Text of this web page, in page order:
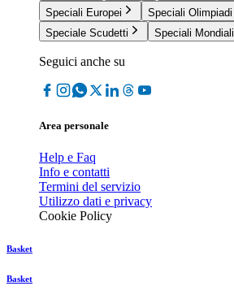
Speciali Europei
Speciali Olimpiadi
Speciale Scudetti
Speciali Mondiali
Seguici anche su
Area personale
Help e Faq
Info e contatti
Termini del servizio
Utilizzo dati e privacy
Cookie Policy
Basket
Basket